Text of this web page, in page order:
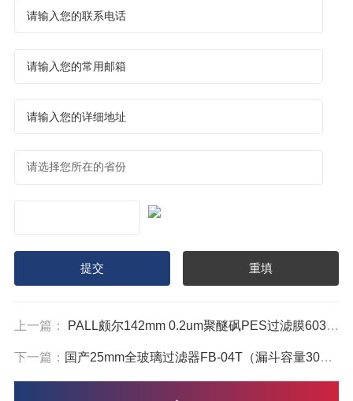
上一篇： PALL颇尔142mm 0.2um聚醚砜PES过滤膜60305
下一篇： 国产25mm全玻璃过滤器FB-04T（漏斗容量30ml）现货供应，25mm溶剂过滤器